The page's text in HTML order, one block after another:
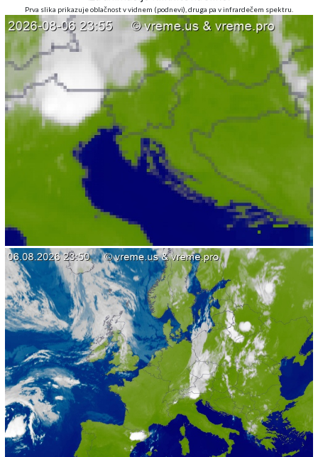
Prva slika prikazuje oblačnost v vidnem (podnevi), druga pa v infrardečem spektru.